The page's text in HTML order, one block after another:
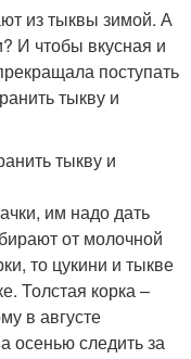
из тыквы зимой. А
И чтобы вкусная и
поступать
тыкву и
тыкву и
им надо дать
от молочной
то цукини и тыкве
Толстая корка –
в августе
осенью следить за